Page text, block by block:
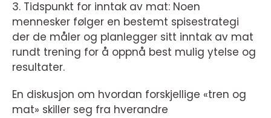
3. Tidspunkt for inntak av mat: Noen
mennesker følger en bestemt spisestrategi
der de måler og planlegger sitt inntak av mat
rundt trening for å oppnå best mulig ytelse og
resultater.
En diskusjon om hvordan forskjellige «tren og
mat» skiller seg fra hverandre